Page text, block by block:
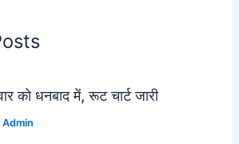
को धनबाद में, रूट चार्ट जारी
Admin